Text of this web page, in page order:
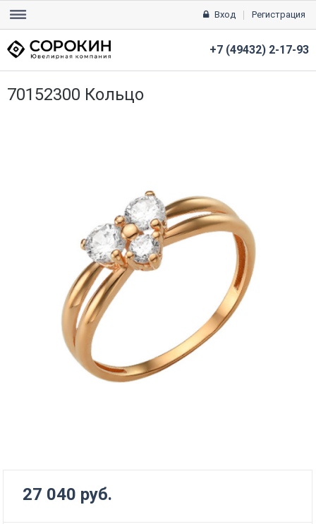
Вход Регистрация
+7 (49432) 2-17-93
70152300 Кольцо
27 040 руб.